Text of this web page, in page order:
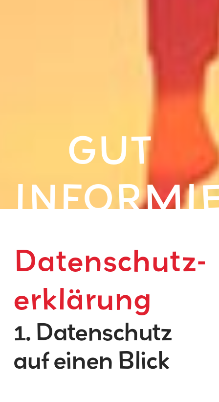
GUT
Datenschutz­
erklärung
1. Datenschutz
auf einen Blick